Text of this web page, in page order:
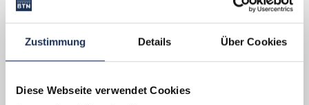
Zustimmung Details Über Cookies
Diese Webseite verwendet Cookies
garantiert zurückgegeben werden. Sie können Ihre
Kollektion ohne Angabe von Gründen jederzeit
es aus, Sie werden begeistert sein! Die Abgabe zu